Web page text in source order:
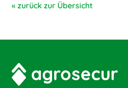
« zurück zur Übersicht